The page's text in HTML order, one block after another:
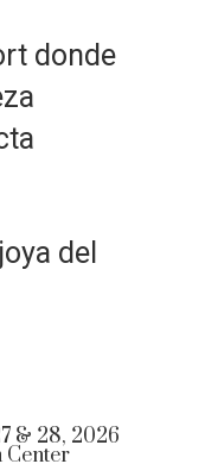
donde
del